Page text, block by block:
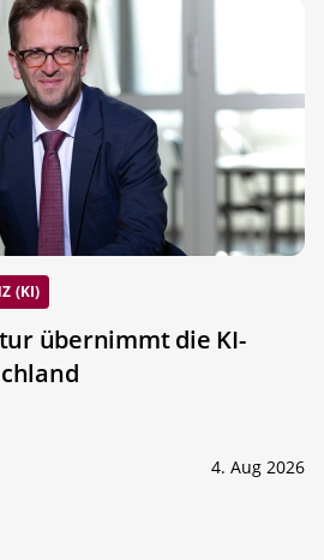
(KI)
übernimmt die KI-
4. Aug 2026